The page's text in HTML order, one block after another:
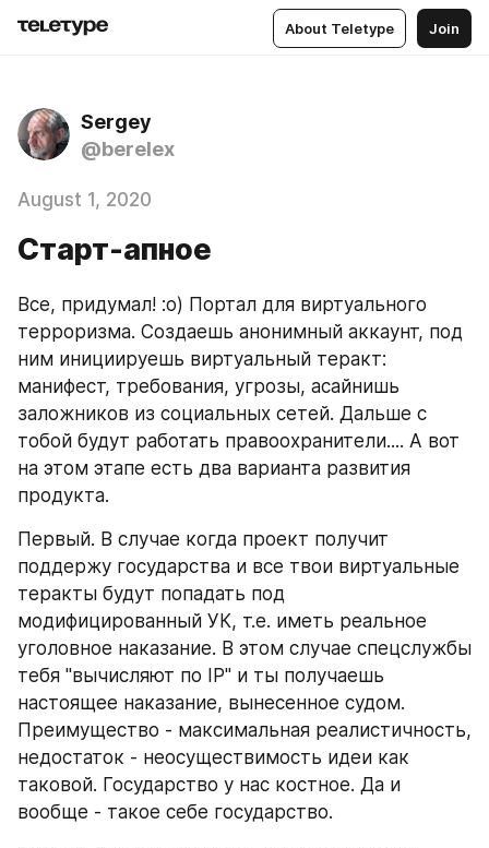
About Teletype Join
Sergey
@berelex
August 1, 2020
Старт-апное
Все, придумал! :о) Портал для виртуального
терроризма. Создаешь анонимный аккаунт, под
ним инициируешь виртуальный теракт:
манифест, требования, угрозы, асайнишь
заложников из социальных сетей. Дальше с
тобой будут работать правоохранители.... А вот
на этом этапе есть два варианта развития
продукта.
Первый. В случае когда проект получит
поддержу государства и все твои виртуальные
теракты будут попадать под
модифицированный УК, т.е. иметь реальное
уголовное наказание. В этом случае спецслужбы
тебя "вычисляют по IP" и ты получаешь
настоящее наказание, вынесенное судом.
Преимущество - максимальная реалистичность,
недостаток - неосуществимость идеи как
таковой. Государство у нас костное. Да и
вообще - такое себе государство.